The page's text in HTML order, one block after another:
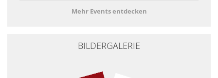
Mehr Events entdecken
BILDERGALERIE